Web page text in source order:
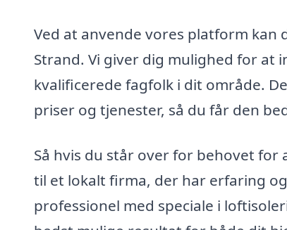
Ved at anvende vores platform
Strand. Vi giver dig mulighed for
kvalificerede fagfolk i dit område.
priser og tjenester, så du får den
Så hvis du står over for behovet
til et lokalt firma, der har erfaring
professionel med speciale i